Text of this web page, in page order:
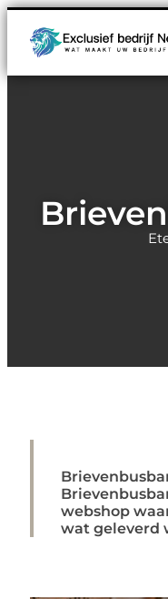
webshop
wat geleverd